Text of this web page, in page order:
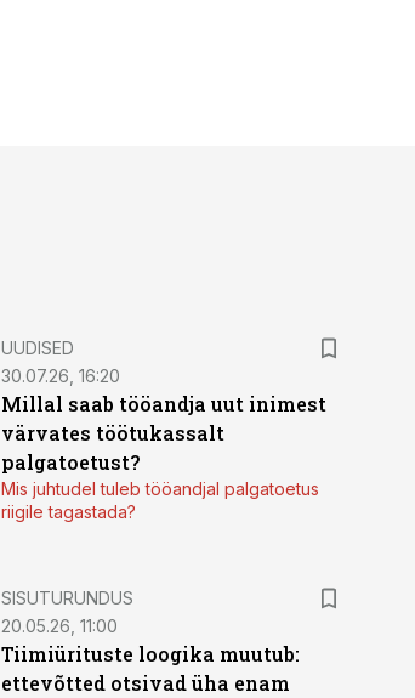
UUDISED
30.07.26, 16:20
Millal saab tööandja uut inimest
värvates töötukassalt
palgatoetust?
Mis juhtudel tuleb tööandjal palgatoetus
riigile tagastada?
ST
SISUTURUNDUS
20.05.26, 11:00
Tiimiürituste loogika muutub:
ettevõtted otsivad üha enam